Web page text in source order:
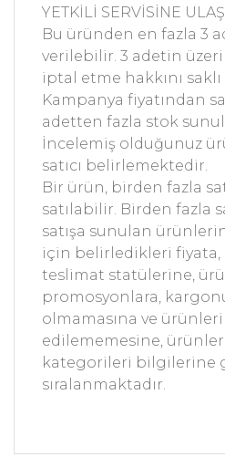
YETKİLİ SERVİSİNE
Bu üründen en fazla 3
verilebilir. 3 adetin
iptal etme hakkını
Kampanya fiyatından
adetten fazla stok
İncelemiş olduğunuz
satıcı belirlemektedir.
Bir ürün, birden fazla
satılabilir. Birden fazla
satışa sunulan
için belirledikleri fiyata,
teslimat statülerine,
promosyonlara,
olmamasına ve
edilememesine,
kategorileri bilgilerine
sıralanmaktadır.
ve diğer konularda yetersiz